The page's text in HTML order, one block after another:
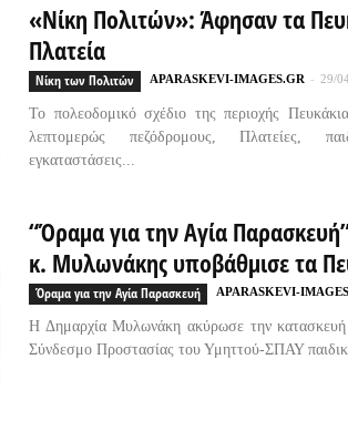
«Νίκη Πολιτών»: Άφησαν τα
Πλατεία
Νίκη των Πολιτών APARASKEVI-IMAGES.GR - 29/
Το πολεοδομικό σχέδιο της περιοχής
λεπτομερώς πεζόδρομους, Πλατείες,
εγκαταστάσεις...
“Όραμα για την Αγία
κ. Μυλωνάκης υποβάθμισε τα
Όραμα για την Αγία Παρασκευή APARASKEVI-
Η Δημαρχία Μυλωνάκη ακύρωσε την κατασκευή
Σύνδεσμο Προστασίας του Υμηττού-ΣΠΑΥ